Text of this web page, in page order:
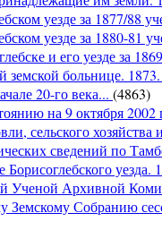
уезде за 1877/88
уезде за 1880-81
и его уезде за
больнице. 1873.
20-го века... (4863)
на 9 октября
сельского хозяйства
сведений по
уезда.
Ученой Архивной
Собранию